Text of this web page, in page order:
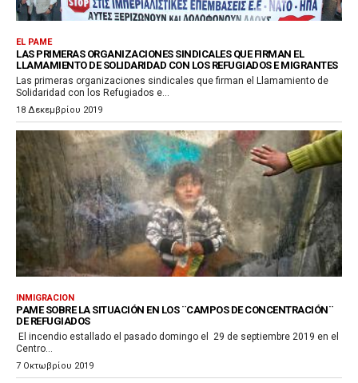
EL PAME
LAS PRIMERAS ORGANIZACIONES SINDICALES QUE FIRMAN EL
LLAMAMIENTO DE SOLIDARIDAD CON LOS REFUGIADOS E MIGRANTES
Las primeras organizaciones sindicales que firman el Llamamiento de
Solidaridad con los Refugiados e...
18 Δεκεμβρίου 2019
INMIGRACION
PAME SOBRE LA SITUACIÓN EN LOS ¨CAMPOS DE CONCENTRACIÓN¨
DE REFUGIADOS
El incendio estallado el pasado domingo el 29 de septiembre 2019 en el
Centro...
7 Οκτωβρίου 2019